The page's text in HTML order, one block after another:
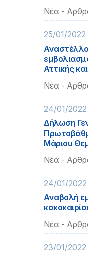
Νέα -
25/01/2022
Αττικής
Νέα -
24/01/2022
Δήλωση
Μάριου
Νέα -
24/01/2022
Αναβολή
Νέα -
23/01/2022